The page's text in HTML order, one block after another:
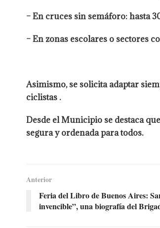
– En cruces sin semáforo: hasta
– En zonas escolares o sectores
Asimismo, se solicita adaptar
ciclistas .
Desde el Municipio se destaca
segura y ordenada para todos.
Anterior
Feria del Libro de Buenos Aires:
invencible”, una biografía del